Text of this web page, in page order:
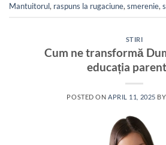
Mantuitorul, raspuns la rugaciune, smerenie,
STIRI
Cum ne transformă
educația
POSTED ONAPRIL 11, 2025 BY